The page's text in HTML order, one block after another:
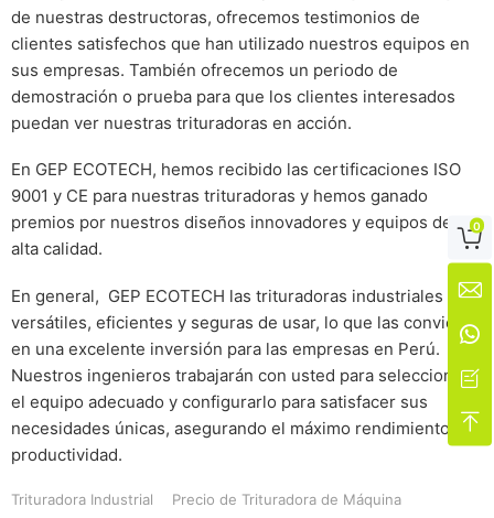
de nuestras destructoras, ofrecemos testimonios de
clientes satisfechos que han utilizado nuestros equipos en
sus empresas. También ofrecemos un periodo de
demostración o prueba para que los clientes interesados
puedan ver nuestras trituradoras en acción.
En GEP ECOTECH, hemos recibido las certificaciones ISO
9001 y CE para nuestras trituradoras y hemos ganado
premios por nuestros diseños innovadores y equipos de
alta calidad.
En general, GEP ECOTECH las trituradoras industriales son
versátiles, eficientes y seguras de usar, lo que las convierte
en una excelente inversión para las empresas en Perú.
Nuestros ingenieros trabajarán con usted para seleccionar
el equipo adecuado y configurarlo para satisfacer sus
necesidades únicas, asegurando el máximo rendimiento y
productividad.
Trituradora Industrial Precio de Trituradora de Máquina

0



